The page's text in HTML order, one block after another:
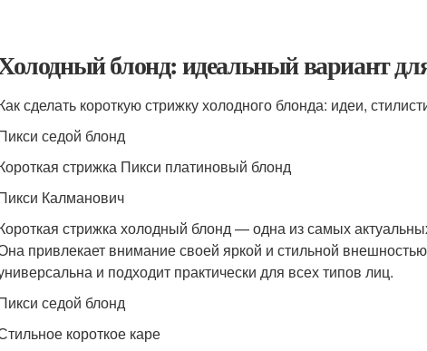
блонд: идеальный вариант
сделать короткую стрижку холодного блонда: идеи,
седой блонд
стрижка Пикси платиновый блонд
Калманович
стрижка холодный блонд — одна из самых
привлекает внимание своей яркой и стильной
и подходит практически для всех типов лиц.
седой блонд
короткое каре